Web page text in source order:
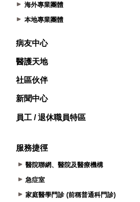
海外專業團體
本地專業團體
病友中心
醫護天地
社區伙伴
新聞中心
員工 / 退休職員特區
服務捷徑
醫院聯網、醫院及醫療機構
急症室
家庭醫學門診 (前稱普通科門診)